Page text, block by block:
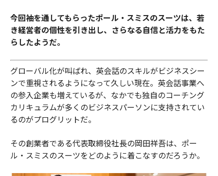
今回袖を通してもらったポール・スミスのスーツは、若
き経営者の個性を引き出し、さらなる自信と活力をもた
らしたようだ。
グローバル化が叫ばれ、英会話のスキルがビジネスシー
ンで重視されるようになって久しい現在。英会話事業へ
の参入企業も増えているが、なかでも独自のコーチング
カリキュラムが多くのビジネスパーソンに支持されてい
るのがプログリットだ。
その創業者である代表取締役社長の岡田祥吾は、ポー
ル・スミスのスーツをどのように着こなすのだろうか。